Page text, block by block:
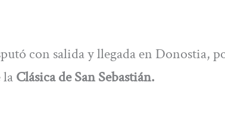
con salida y llegada en Donostia,
Clásica de San Sebastián.